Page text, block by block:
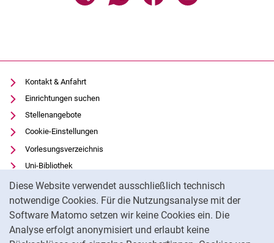
Diese Website verwendet ausschließlich technisch
notwendige Cookies. Für die Nutzungsanalyse mit der
Software Matomo setzen wir keine Cookies ein. Die
Analyse erfolgt anonymisiert und erlaubt keine
Kontakt & Anfahrt
Einrichtungen suchen
Stellenangebote
Cookie-Einstellungen
Vorlesungsverzeichnis
Uni-Bibliothek
Moodle
Panopto
Datenschutz
Barrierefreiheit